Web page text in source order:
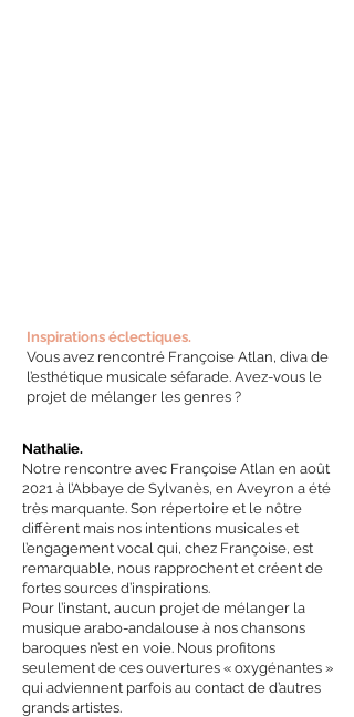
Inspirations éclectiques.
Vous avez rencontré Françoise Atlan, diva de
l’esthétique musicale séfarade. Avez-vous le
projet de mélanger les genres ?
Nathalie.
Notre rencontre avec Françoise Atlan en août
2021 à l’Abbaye de Sylvanès, en Aveyron a été
très marquante. Son répertoire et le nôtre
diffèrent mais nos intentions musicales et
l’engagement vocal qui, chez Françoise, est
remarquable, nous rapprochent et créent de
fortes sources d’inspirations.
Pour l’instant, aucun projet de mélanger la
musique arabo-andalouse à nos chansons
baroques n’est en voie. Nous profitons
seulement de ces ouvertures « oxygénantes »
qui adviennent parfois au contact de d’autres
grands artistes.